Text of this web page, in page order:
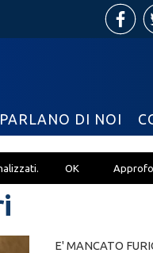
OK
E' MANCATO
PARLANO DI NOI